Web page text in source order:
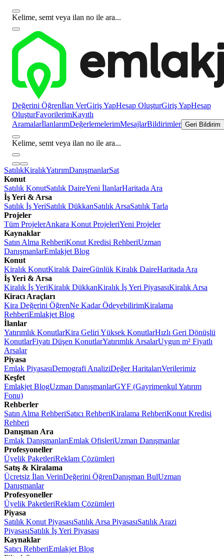
Kelime, semt veya ilan no ile ara...
Değerini Öğrenİlan VerGiriş YapHesap OluşturGiriş YapHesap
OluşturFavorilerimKayıtlı
AramalarİlanlarımDeğerlemelerimMesajlarBildirimler Geri Bildirim
Kelime, semt veya ilan no ile ara...
SatılıkKiralıkYatırımDanışmanlarSat
Konut
Satılık KonutSatılık DaireYeni İlanlarHaritada Ara
İş Yeri & Arsa
Satılık İş YeriSatılık DükkanSatılık ArsaSatılık Tarla
Projeler
Tüm ProjelerAnkara Konut ProjeleriYeni Projeler
Kaynaklar
Satın Alma RehberiKonut Kredisi RehberiUzman
DanışmanlarEmlakjet Blog
Konut
Kiralık KonutKiralık DaireGünlük Kiralık DaireHaritada Ara
İş Yeri & Arsa
Kiralık İş YeriKiralık DükkanKiralık İş Yeri PiyasasıKiralık Arsa
Kiracı Araçları
Kira Değerini ÖğrenNe Kadar ÖdeyebilirimKiralama
RehberiEmlakjet Blog
İlanlar
Yatırımlık KonutlarKira Geliri Yüksek KonutlarHızlı Geri Dönüşlü
KonutlarFiyatı Düşen KonutlarYatırımlık ArsalarUygun m² Fiyatlı
Arsalar
Piyasa
Emlak PiyasasıDemografi AnaliziDeğer HaritalarıVerilerimiz
Keşfet
Emlakjet BlogUzman DanışmanlarGYF (Gayrimenkul Yatırım
Fonu)
Rehberler
Satın Alma RehberiSatıcı RehberiKiralama RehberiKonut Kredisi
Rehberi
Danışman Ara
Emlak DanışmanlarıEmlak OfisleriUzman Danışmanlar
Profesyoneller
Üyelik PaketleriReklam Çözümleri
Satış & Kiralama
Ücretsiz İlan VerinDeğerini ÖğrenDanışman BulUzman
Danışmanlar
Profesyoneller
Üyelik PaketleriReklam Çözümleri
Piyasa
Satılık Konut PiyasasıSatılık Arsa PiyasasıSatılık Arazi
PiyasasıSatılık İş Yeri Piyasası
Kaynaklar
Satıcı RehberiEmlakjet Blog